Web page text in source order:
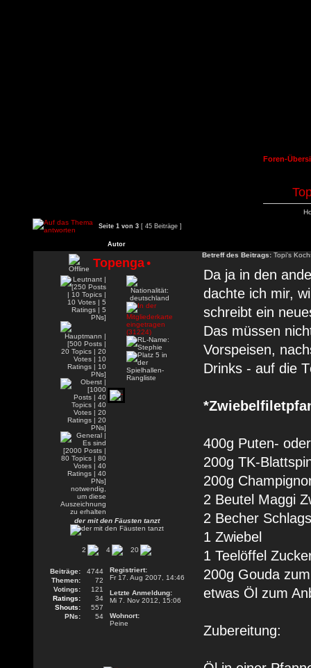
Foren-
Seite 1 von 3 [ 45 Beiträge ]
Autor
Topenga•
der mit den Fäusten tanzt
2 4 20
Beiträge:
4744
Themen:
72
Votings:
121
Ratings:
34
Shouts:
557
PNs:
54
Registriert:
Fr 17. Aug 2007, 14:46
Letzte Anmeldung:
Mi 7. Nov 2012, 15:06
Wohnort:
Peine
Betreff des Beitrags: Topi's
Da ja in den
dachte ich mir,
schreibt ein
Das müssen
Vorspeisen,
Drinks - auf die
400g Puten-
200g TK-
200g
2 Beutel Maggi
2 Becher
1 Zwiebel
1 Teelöffel
200g Gouda
etwas Öl zum
Zubereitung: